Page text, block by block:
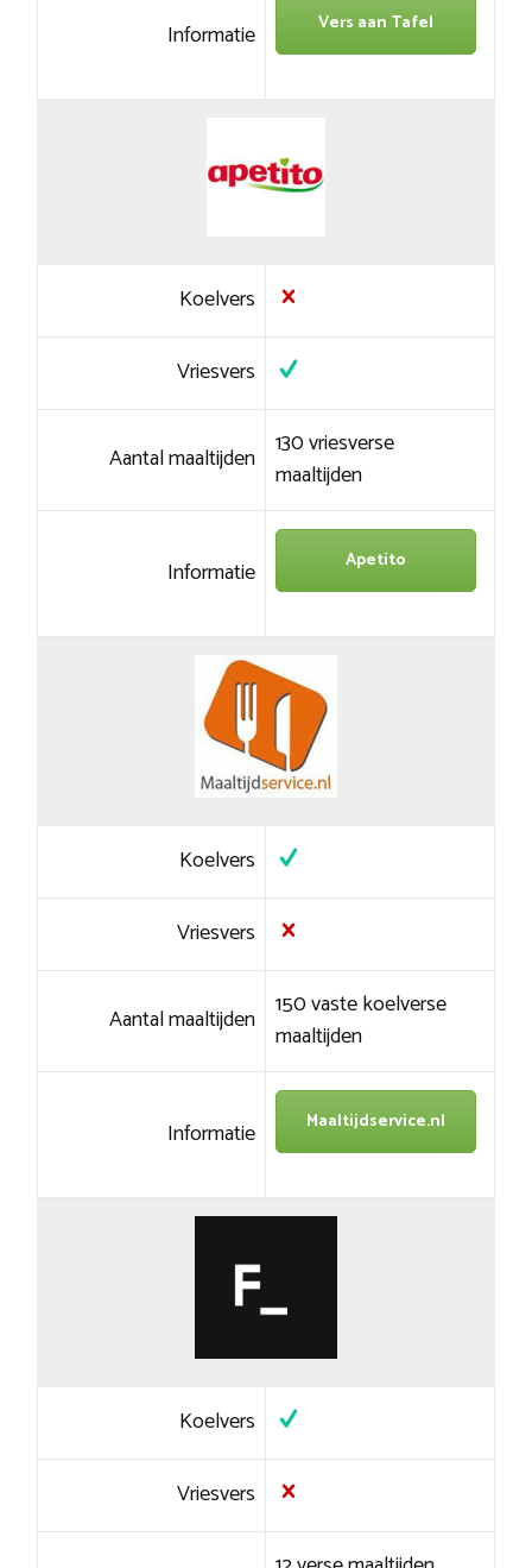
Informatie Vers aan Tafel
Koelvers
Vriesvers
Aantal maaltijden 130 vriesverse
maaltijden
Informatie Apetito
Koelvers
Vriesvers
Aantal maaltijden 150 vaste koelverse
maaltijden
Informatie Maaltijdservice.nl
Koelvers
Vriesvers